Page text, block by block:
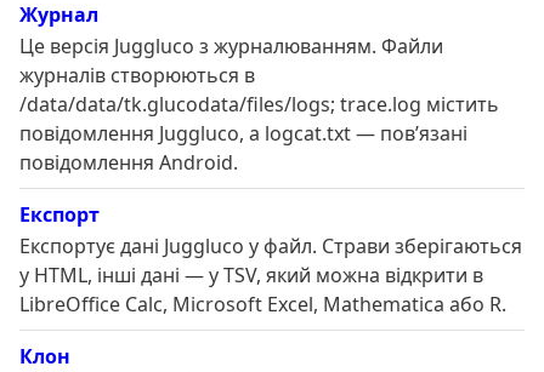
Журнал
Це версія Juggluco з журналюванням. Файли
журналів створюються в
/data/data/tk.glucodata/files/logs; trace.log містить
повідомлення Juggluco, а logcat.txt — пов’язані
повідомлення Android.
Експорт
Експортує дані Juggluco у файл. Страви зберігаються
у HTML, інші дані — у TSV, який можна відкрити в
LibreOffice Calc, Microsoft Excel, Mathematica або R.
Клон